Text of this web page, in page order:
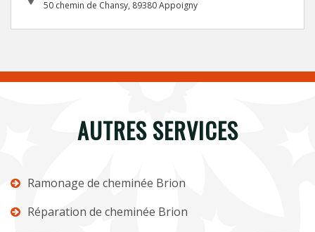
50 chemin de Chansy, 89380 Appoigny
AUTRES SERVICES
Ramonage de cheminée Brion
Réparation de cheminée Brion